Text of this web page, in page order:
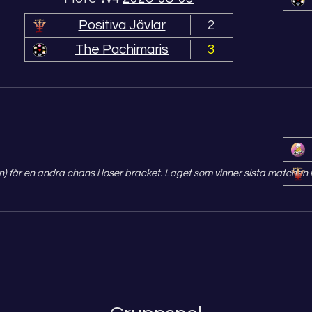
Positiva Jävlar
2
The Pachimaris
3
får en andra chans i loser bracket. Laget som vinner sista matchen